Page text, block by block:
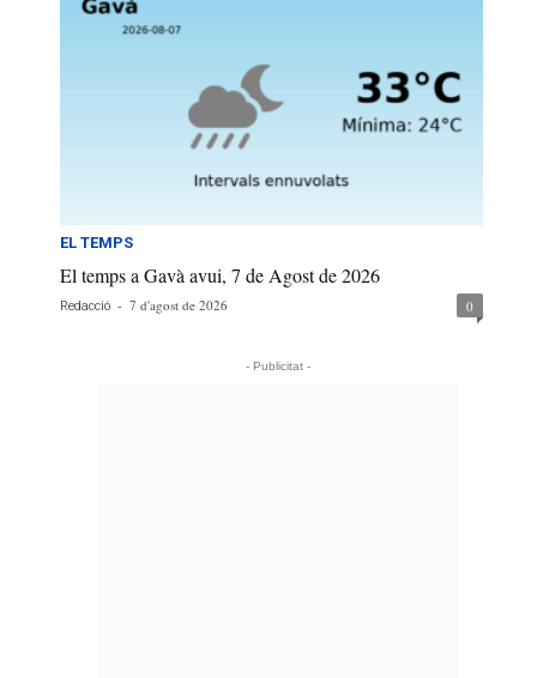
EL TEMPS
El temps a Gavà avui, 7 de Agost de 2026
Redacció - 7 d'agost de 2026 0
- Publicitat -